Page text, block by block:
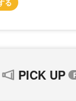
PICK UP